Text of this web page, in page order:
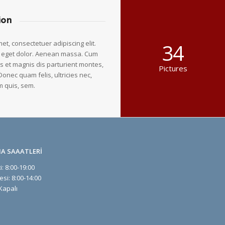
consectetuer adipiscing elit.
dolor. Aenean massa. Cum
et magnis dis parturient montes,
quam felis, ultricies nec,
quis, sem.
34
Pictures
SAAATLERİ
8:00-19:00
8:00-14:00